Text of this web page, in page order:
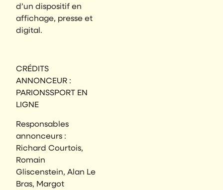
d’un dispositif en
affichage, presse et
digital.
CRÉDITS
ANNONCEUR :
PARIONSSPORT EN
LIGNE
Responsables
annonceurs :
Richard Courtois,
Romain
Gliscenstein, Alan Le
Bras, Margot